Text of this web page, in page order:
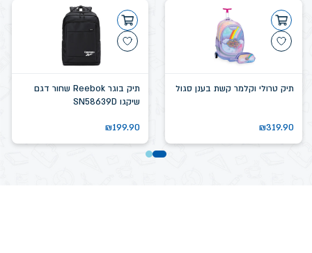
תיק טרולי וקלמר קשת בענן סגול
₪319.90
תיק בוגר Reebok שחור דגם
שיקגו SN58639D
₪199.90